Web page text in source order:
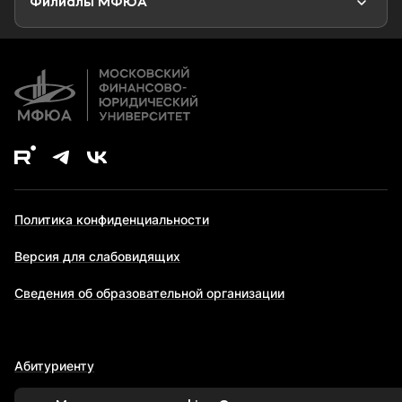
Дополнительное образование
Филиалы МФЮА
Политика конфиденциальности
Версия для слабовидящих
Сведения об образовательной организации
Абитуриенту